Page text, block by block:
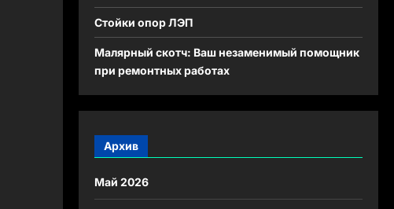
Стойки опор ЛЭП
Малярный скотч: Ваш незаменимый помощник
при ремонтных работах
Архив
Май 2026